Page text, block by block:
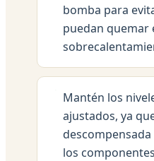
bomba para
puedan
Mantén los
ajustados, ya
los